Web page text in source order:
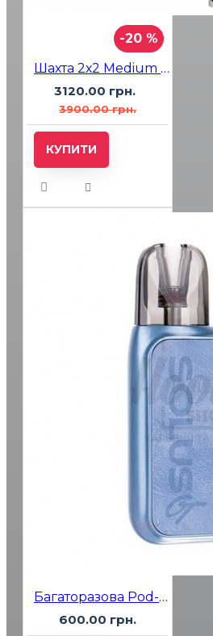
-20 %
Шахта 2х2 Medium Green
3120.00 грн.
3900.00 грн.
КУПИТИ
Багаторазова Pod-система Smok Solus GT BOX Blue Haze
600.00 грн.